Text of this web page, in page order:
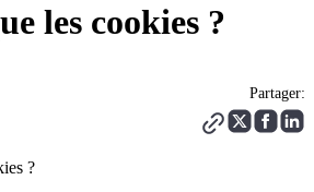
les cookies ?
Partager: